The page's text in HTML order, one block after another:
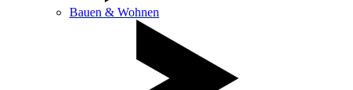
Bauen & Wohnen